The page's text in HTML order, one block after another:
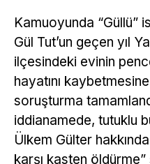
Kamuoyunda “Güllü”
Gül Tut’un geçen yıl
ilçesindeki evinin
hayatını
soruşturma
iddianamede, tutuklu
Ülkem Gülter
karşı kasten öldürme”